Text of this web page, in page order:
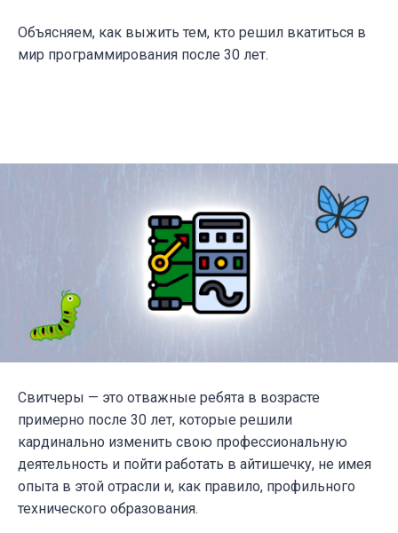
Объясняем, как выжить тем, кто решил вкатиться в
мир программирования после 30 лет.
Свитчеры — это отважные ребята в возрасте
примерно после 30 лет, которые решили
кардинально изменить свою профессиональную
деятельность и пойти работать в айтишечку, не имея
опыта в этой отрасли и, как правило, профильного
технического образования.